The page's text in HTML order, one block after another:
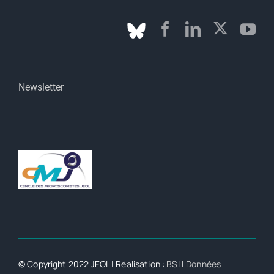
Newsletter
© Copyright 2022 JEOL | Réalisation : BSI| Données